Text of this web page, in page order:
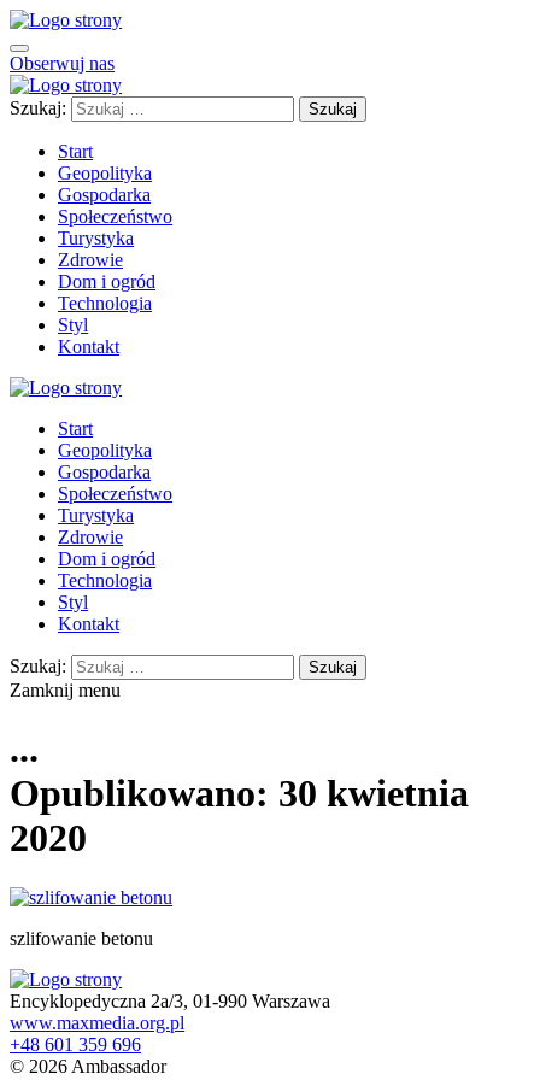
Obserwuj nas
Szukaj:
Start
Geopolityka
Gospodarka
Społeczeństwo
Turystyka
Zdrowie
Dom i ogród
Technologia
Styl
Kontakt
Start
Geopolityka
Gospodarka
Społeczeństwo
Turystyka
Zdrowie
Dom i ogród
Technologia
Styl
Kontakt
Szukaj:
Zamknij menu
...
Opublikowano: 30 kwietnia
2020
szlifowanie betonu
Encyklopedyczna 2a/3, 01-990 Warszawa
www.maxmedia.org.pl
+48 601 359 696
© 2026 Ambassador